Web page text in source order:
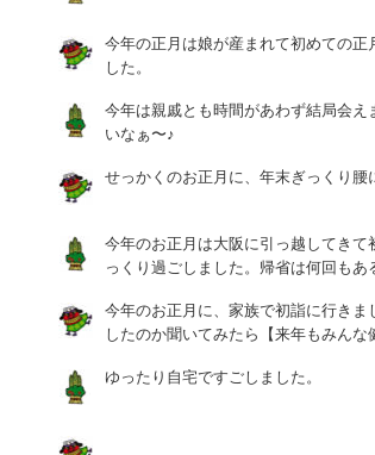
今年の正月は娘が産まれて初めての
した。
今年は親戚とも時間があわず結局会
いなぁ〜♪
せっかくのお正月に、年末ぎっくり腰
今年のお正月は大阪に引っ越してき
っくり過ごしました。帰省は何回もあ
今年のお正月に、家族で初詣に行き
したのか聞いてみたら【来年もみん
ゆったり自宅ですごしました。